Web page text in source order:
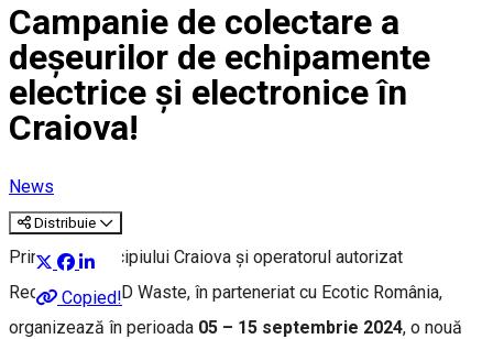
Campanie de colectare a
deșeurilor de echipamente
electrice și electronice în
Craiova!
News
Distribuie
Copied!
Primăria Municipiului Craiova și operatorul autorizat
Recyclable D&D Waste, în parteneriat cu Ecotic România,
organizează în perioada 05 – 15 septembrie 2024, o nouă